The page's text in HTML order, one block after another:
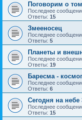
Поговорим о
Последнее
Ответы: 15
Змееносец
Последнее
Ответы: 5
Планеты и
Последнее
Ответы: 19
Баресма -
Последнее
Ответы: 6
Сегодня на небе
Последнее
Ответы: 15